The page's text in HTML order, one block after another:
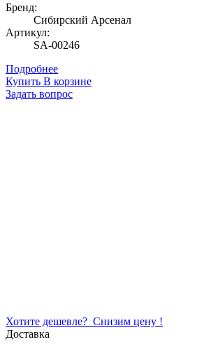
Бренд:
Сибирский Арсенал
Артикул:
SA-00246
Подробнее
Купить В корзине
Задать вопрос
Хотите дешевле? Снизим цену !
Доставка